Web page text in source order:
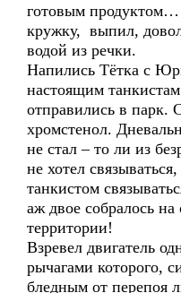
готовым продуктом…
кружку, выпил,
водой из речки.
Напились Тётка с
настоящим
отправились в парк.
хромстенол.
не стал – то ли из
не хотел
танкистом
аж двое собралось на
территории!
Взревел двигатель
рычагами которого,
бледным от перепоя